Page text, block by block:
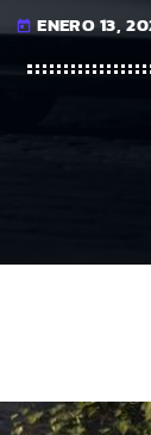
today ENERO 13,